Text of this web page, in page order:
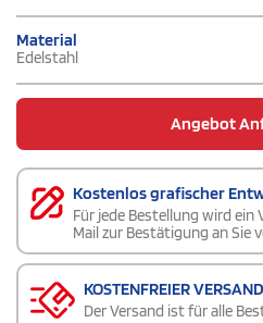
Material
Edelstahl
Angebot
Kostenlos grafischer
Für jede Bestellung wird
Mail zur Bestätigung an Sie
KOSTENFREIER VERSAND
Der Versand ist für alle